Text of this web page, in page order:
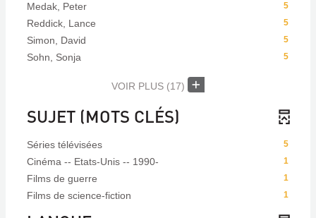
5
Medak, Peter
5
Reddick, Lance
5
Simon, David
5
Sohn, Sonja
VOIR PLUS (17)
SUJET (MOTS CLÉS)
5
Séries télévisées
1
Cinéma -- Etats-Unis -- 1990-
1
Films de guerre
1
Films de science-fiction